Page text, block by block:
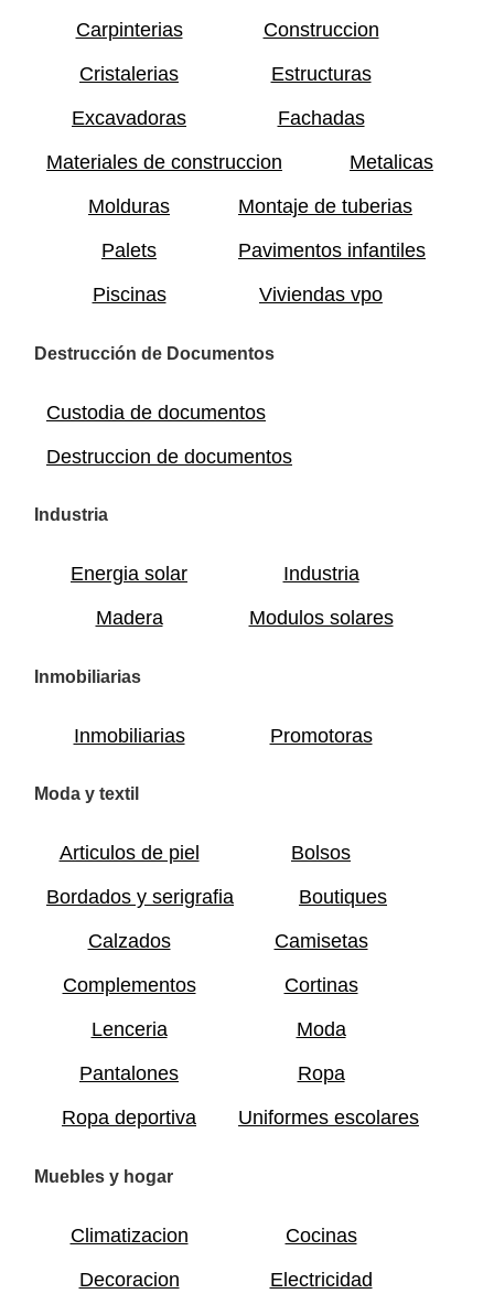
Carpinterias
Construccion
Cristalerias
Estructuras
Excavadoras
Fachadas
Materiales de construccion
Metalicas
Molduras
Montaje de tuberias
Palets
Pavimentos infantiles
Piscinas
Viviendas vpo
Destrucción de Documentos
Custodia de documentos
Destruccion de documentos
Industria
Energia solar
Industria
Madera
Modulos solares
Inmobiliarias
Inmobiliarias Promotoras
Moda y textil
Articulos de piel
Bolsos
Bordados y serigrafia
Boutiques
Calzados
Camisetas
Complementos
Cortinas
Lenceria
Moda
Pantalones
Ropa
Ropa deportiva
Uniformes escolares
Muebles y hogar
Climatizacion
Cocinas
Decoracion
Electricidad